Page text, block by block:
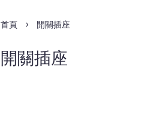
首頁 › 開關插座
開關插座